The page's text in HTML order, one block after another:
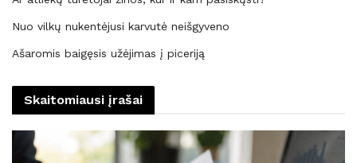
Nuo vilkų nukentėjusi karvutė neišgyveno
Ašaromis baigęsis užėjimas į piceriją
Skaitomiausi įrašai